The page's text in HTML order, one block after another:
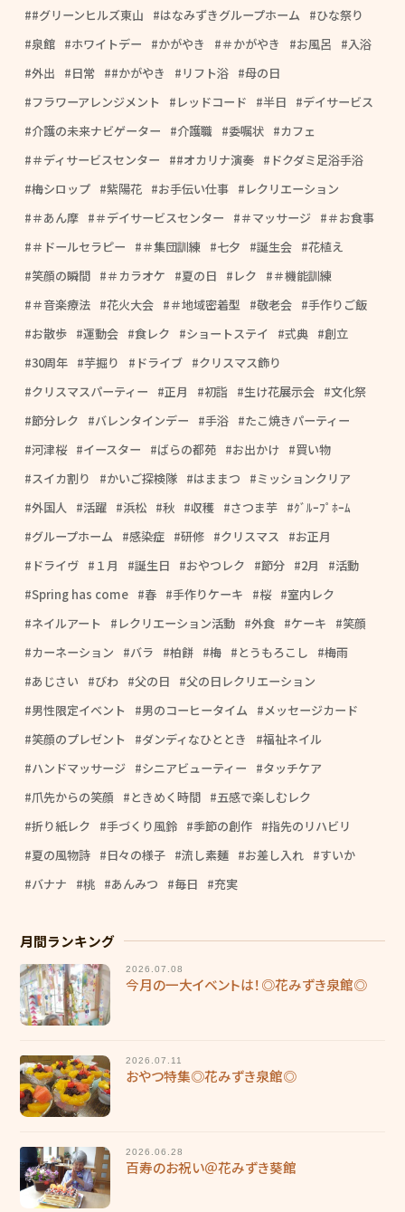
#グリーンヒルズ東山 はなみずきグループホーム
ひな祭り
泉館
ホワイトデー かがやき ＃かがやき お風呂
入浴
外出
日常 #かがやき リフト浴
母の日
フラワーアレンジメント
レッドコード 半日
デイサービス
介護の未来ナビゲーター
介護職 委嘱状
カフェ
＃ディサービスセンター
#オカリナ演奏
ドクダミ足浴手浴
梅シロップ
紫陽花 お手伝い仕事
レクリエーション
＃あん摩
＃デイサービスセンター ＃マッサージ
＃お食事
＃ドールセラピー
＃集団訓練 七夕 誕生会
花植え
笑顔の瞬間
＃カラオケ 夏の日 レク
＃機能訓練
＃音楽療法
花火大会 ＃地域密着型 敬老会
手作りご飯
お散歩
運動会 食レク ショートステイ 式典
創立
30周年
芋掘り ドライブ
クリスマス飾り
クリスマスパーティー
正月 初詣 生け花展示会
文化祭
節分レク
バレンタインデー 手浴
たこ焼きパーティー
河津桜
イースター ばらの都苑 お出かけ
買い物
スイカ割り
かいご探検隊 はままつ
ミッションクリア
外国人
活躍 浜松 秋 収穫 さつま芋
ｸﾞﾙｰﾌﾟﾎｰﾑ
グループホーム
感染症 研修 クリスマス
お正月
ドライヴ
１月 誕生日 おやつレク 節分 2月
活動
Spring has come
春 手作りケーキ 桜
室内レク
ネイルアート
レクリエーション活動 外食 ケーキ
笑顔
カーネーション
バラ 柏餅 梅 とうもろこし
梅雨
あじさい
びわ 父の日
父の日レクリエーション
男性限定イベント
男のコーヒータイム
メッセージカード
笑顔のプレゼント
ダンディなひととき
福祉ネイル
ハンドマッサージ
シニアビューティー
タッチケア
爪先からの笑顔
ときめく時間
五感で楽しむレク
折り紙レク
手づくり風鈴 季節の創作
指先のリハビリ
夏の風物詩
日々の様子 流し素麺 お差し入れ
すいか
バナナ
桃 あんみつ 毎日 充実
月間ランキング
2026.07.08
今月の一大イベントは！◎花みずき泉館◎
2026.07.11
おやつ特集◎花みずき泉館◎
2026.06.28
百寿のお祝い＠花みずき葵館